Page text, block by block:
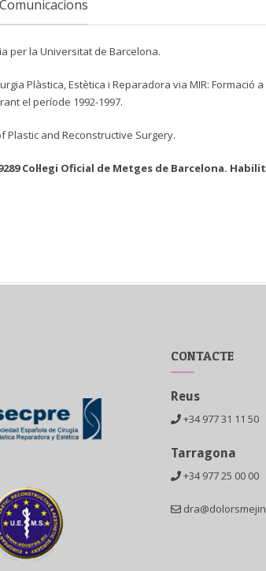
per la Universitat de Barcelona.
Plàstica, Estètica i Reparadora via MIR: Formació
el període 1992-1997.
Plastic and Reconstructive Surgery.
Col·legi Oficial de Metges de Barcelona.
CONTACTE
Reus
+34 977 31 11 50
Tarragona
+34 977 25 00 00